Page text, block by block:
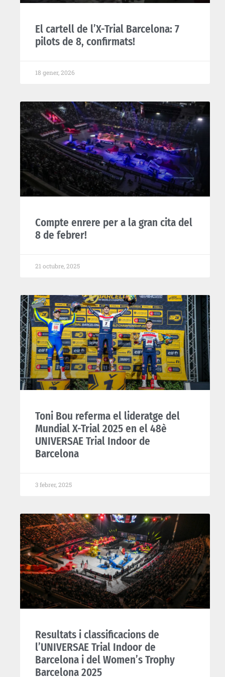
El cartell de l’X-Trial Barcelona: 7
pilots de 8, confirmats!
18 gener, 2026
Compte enrere per a la gran cita del
8 de febrer!
21 octubre, 2025
Toni Bou referma el lideratge del
Mundial X-Trial 2025 en el 48è
UNIVERSAE Trial Indoor de
Barcelona
3 febrer, 2025
Resultats i classificacions de
l’UNIVERSAE Trial Indoor de
Barcelona i del Women’s Trophy
Barcelona 2025